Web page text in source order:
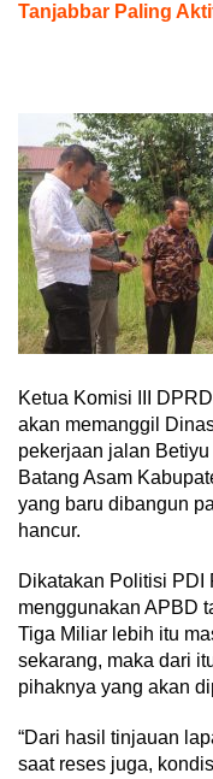
Tanjabbar Paling
Ketua Komisi III
akan memanggil
pekerjaan jalan
Batang Asam
yang baru dibangun
hancur.
Dikatakan Politisi PDI
menggunakan APBD
Tiga Miliar lebih itu
sekarang, maka dari
pihaknya yang akan
“Dari hasil tinjauan
saat reses juga,